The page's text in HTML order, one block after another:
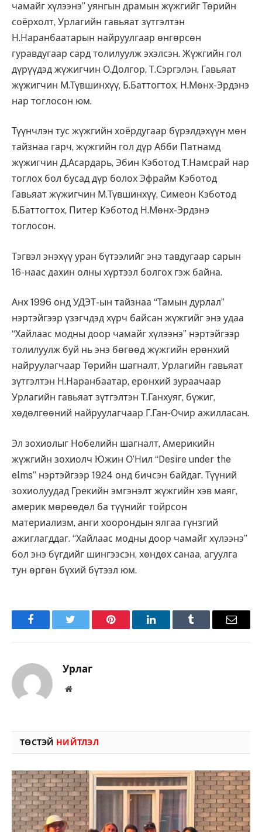
чамайг хүлээнэ” уянгын драмын жүжгийг Төрийн
соёрхолт, Урлагийн гавьяат зүтгэлтэн
Н.Наранбаатарын найруулгаар өнгөрсөн
гуравдугаар сард толилуулж эхэлсэн. Жүжгийн гол
дүрүүдэд жүжигчин О.Долгор, Т.Сэргэлэн, Гавьяат
жүжигчин М.Түвшинхүү, Б.Баттогтох, Н.Мөнх-Эрдэнэ
нар тоглосон юм.
Түүнчлэн тус жүжгийн хоёрдугаар бүрэлдэхүүн мөн
тайзнаа гарч, жүжгийн гол дүр Абби Патнамд
жүжигчин Д.Асардарь, Эбин Кэботод Т.Намсрай нар
тоглох бол бусад дүр болох Эфрайм Кэботод
Гавьяат жүжигчин М.Түвшинхүү, Симеон Кэботод
Б.Баттогтох, Питер Кэботод Н.Мөнх-Эрдэнэ
тоглосон.
Тэгвэл энэхүү уран бүтээлийг энэ тавдугаар сарын
16-наас дахин олны хүртээл болгох гэж байна.
Анх 1996 онд УДЭТ-ын тайз­наа “Тамын дурлал”
нэртэйгээр үзэгчдэд хүрч байсан жүжгийг энэ удаа
“Хайлаас модны доор чамайг хүлээнэ” нэртэйгээр
толилуулж буй нь энэ бөгөөд жүж­­гийн ерөнхий
найруу­лаг­чаар Төрийн шаг­налт, Урлагийн гавьяат
зүтгэлтэн Н.Наран­баа­тар, ерөнхий зураачаар
Урлагийн гавьяат зүтгэл­тэн Т.Ганхуяг, бүжиг,
хөдөлгөөний най­руу­­лаг­чаар Г.Ган-Очир ажил­ласан.
Эл зохиолыг Но­белийн шаг­налт, Америкийн
жүжгийн зохиолч Южин О’Ни­л “Desire under the
elms” нэртэйгээр 1924 онд бичсэн байдаг. Түү­ний
зохиолуудад Гре­кийн эмгэнэлт жүж­гийн хэв маяг,
америк мө­­рөө­дөл ба түүнийг тойрсон
материализм, анги хоо­рон­дын ялгаа гүнз­гий
ажиглагддаг. “Хай­лаас модны доор ча­майг хүлээнэ”
бол энэ бүг­дийг шин­гээсэн, хөн­дөх санаа, агуулга
тун өр­гөн бү­хий бүтээл юм.
FacebookTwitter Pinterest LinkedInTumblr Имэйл
Урлаг
Вэбсайт
ТӨСТЭЙ НИЙТЛЭЛ